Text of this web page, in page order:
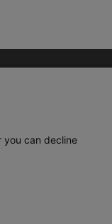
© 2020
you can decline